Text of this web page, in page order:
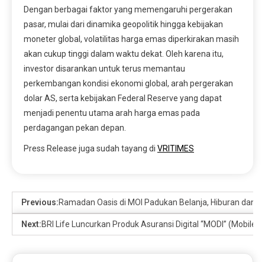
Dengan berbagai faktor yang memengaruhi pergerakan
pasar, mulai dari dinamika geopolitik hingga kebijakan
moneter global, volatilitas harga emas diperkirakan masih
akan cukup tinggi dalam waktu dekat. Oleh karena itu,
investor disarankan untuk terus memantau
perkembangan kondisi ekonomi global, arah pergerakan
dolar AS, serta kebijakan Federal Reserve yang dapat
menjadi penentu utama arah harga emas pada
perdagangan pekan depan.
Press Release juga sudah tayang di VRITIMES
Previous:Ramadan Oasis di MOI Padukan Belanja, Hiburan dan
Next:BRI Life Luncurkan Produk Asuransi Digital “MODI”